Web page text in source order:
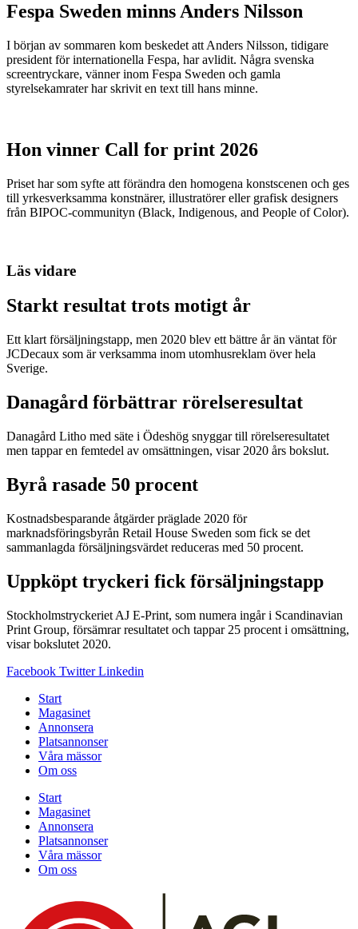
Fespa Sweden minns Anders Nilsson
I början av sommaren kom beskedet att Anders Nilsson, tidigare
president för internationella Fespa, har avlidit. Några svenska
screentryckare, vänner inom Fespa Sweden och gamla
styrelsekamrater har skrivit en text till hans minne.
Hon vinner Call for print 2026
Priset har som syfte att förändra den homogena konstscenen och ges
till yrkesverksamma konstnärer, illustratörer eller grafisk designers
från BIPOC-communityn (Black, Indigenous, and People of Color).
Läs vidare
Starkt resultat trots motigt år
Ett klart försäljningstapp, men 2020 blev ett bättre år än väntat för
JCDecaux som är verksamma inom utomhusreklam över hela
Sverige.
Danagård förbättrar rörelseresultat
Danagård Litho med säte i Ödeshög snyggar till rörelseresultatet
men tappar en femtedel av omsättningen, visar 2020 års bokslut.
Byrå rasade 50 procent
Kostnadsbesparande åtgärder präglade 2020 för
marknadsföringsbyrån Retail House Sweden som fick se det
sammanlagda försäljningsvärdet reduceras med 50 procent.
Uppköpt tryckeri fick försäljningstapp
Stockholmstryckeriet AJ E-Print, som numera ingår i Scandinavian
Print Group, försämrar resultatet och tappar 25 procent i omsättning,
visar bokslutet 2020.
Facebook Twitter Linkedin
Start
Magasinet
Annonsera
Platsannonser
Våra mässor
Om oss
Start
Magasinet
Annonsera
Platsannonser
Våra mässor
Om oss